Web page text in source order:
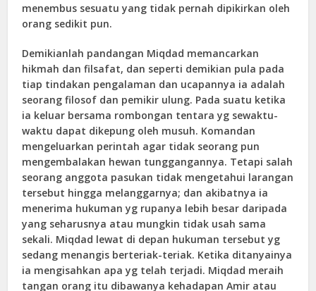
menembus sesuatu yang tidak pernah dipikirkan oleh
orang sedikit pun.
Demikianlah pandangan Miqdad memancarkan
hikmah dan filsafat, dan seperti demikian pula pada
tiap tindakan pengalaman dan ucapannya ia adalah
seorang filosof dan pemikir ulung. Pada suatu ketika
ia keluar bersama rombongan tentara yg sewaktu-
waktu dapat dikepung oleh musuh. Komandan
mengeluarkan perintah agar tidak seorang pun
mengembalakan hewan tunggangannya. Tetapi salah
seorang anggota pasukan tidak mengetahui larangan
tersebut hingga melanggarnya; dan akibatnya ia
menerima hukuman yg rupanya lebih besar daripada
yang seharusnya atau mungkin tidak usah sama
sekali. Miqdad lewat di depan hukuman tersebut yg
sedang menangis berteriak-teriak. Ketika ditanyainya
ia mengisahkan apa yg telah terjadi. Miqdad meraih
tangan orang itu dibawanya kehadapan Amir atau